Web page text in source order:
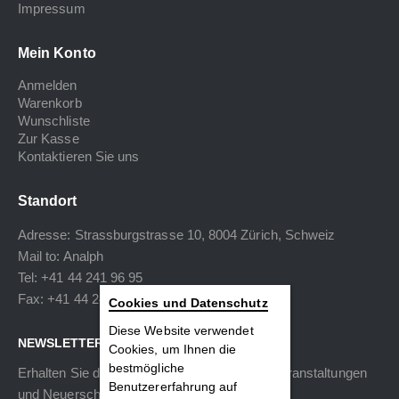
Impressum
Mein Konto
Anmelden
Warenkorb
Wunschliste
Zur Kasse
Kontaktieren Sie uns
Standort
Adresse: Strassburgstrasse 10, 8004 Zürich, Schweiz
Mail to: Analph
Tel: +41 44 241 96 95
Fax: +41 44 240 34 40
NEWSLETTER
Erhalten Sie die neuesten Informationen zu Veranstaltungen
und Neuerscheinungen.
Cookies und Datenschutz
Diese Website verwendet
Cookies, um Ihnen die
bestmögliche
Benutzererfahrung auf